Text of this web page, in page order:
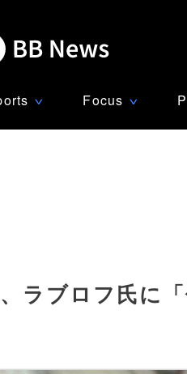
∨ Focus ∨
ラブロフ氏に